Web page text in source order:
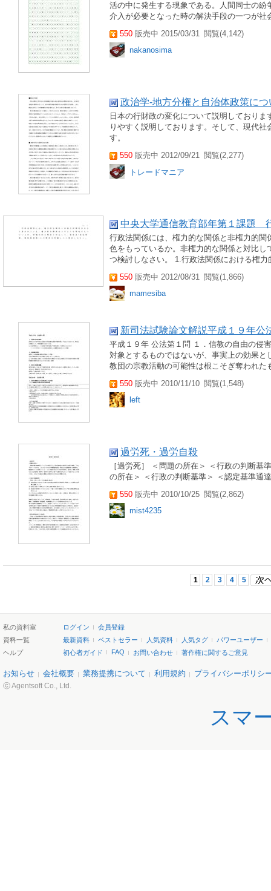
活の中に発生する現象である。人間同士の
介入が必要となった時の解決手段の一つが
550 販売中 2015/03/31 閲覧(4,142)
nakanosima
政治学-地方分権と自治体政策につ
日本の行財政の変化について説明しており
りやすく説明しております。そして、現代
す。
550 販売中 2012/09/21 閲覧(2,277)
トレードマニア
中央大学通信教育部年第１課題
行政法関係には、権力的な関係と非権力的
色をもっているか。非権力的な関係と対比
つ検討しなさい。 1.行政法関係における権
550 販売中 2012/08/31 閲覧(1,866)
mamesiba
新司法試験論文解説平成１９年公
平成１９年 公法第１問 １．信教の自由の侵
対象とするものではないが、事実上の効果
教団の宗教活動の可能性は根こそぎ奪われ
550 販売中 2010/11/10 閲覧(1,548)
left
過労死・過労自殺
［過労死］ ＜問題の所在＞ ＜行政の判断
の所在＞ ＜行政の判断基準＞ ＜認定基準通
550 販売中 2010/10/25 閲覧(2,862)
mist4235
1 2 3 4 5
私の資料室 ログイン
会員登録
資料一覧
最新資料 ベストセラー 人気資料 人気タグ
パワーユーザー
ヘルプ
初心者ガイド FAQ お問い合わせ 著作権に関するご意見
お知らせ 会社概要 業務提携について 利用規約 プライバシーポリシ
ⓒ Agentsoft Co., Ltd.
スマ